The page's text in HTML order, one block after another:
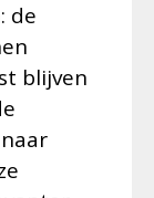
de
blijven